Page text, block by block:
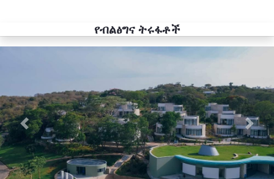
የብልፅግና ትሩፋቶች
Previous Next